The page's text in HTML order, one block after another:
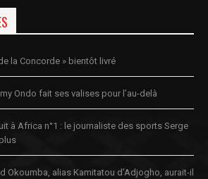
la Concorde » bientôt livré
Ondo fait ses valises pour l’au-delà
à Africa n°1 : le journaliste des sports Serge
Okoumba, alias Kamitatou d’Adjogho, aurait-il